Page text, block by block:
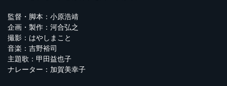
監督・脚本：小原浩靖
企画・製作：河合弘之
撮影：はやしまこと
音楽：吉野裕司
主題歌：甲田益也子
ナレーター：加賀美幸子